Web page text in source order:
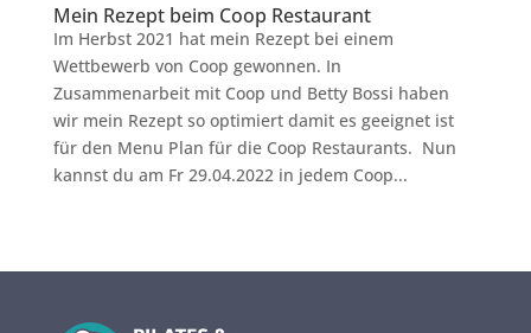
Mein Rezept beim Coop Restaurant
Im Herbst 2021 hat mein Rezept bei einem
Wettbewerb von Coop gewonnen. In
Zusammenarbeit mit Coop und Betty Bossi haben
wir mein Rezept so optimiert damit es geeignet ist
für den Menu Plan für die Coop Restaurants. Nun
kannst du am Fr 29.04.2022 in jedem Coop...